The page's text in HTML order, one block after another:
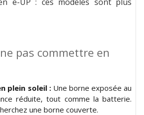
pas commettre en
plein soleil : Une borne exposée au
réduite, tout comme la batterie.
une borne couverte.